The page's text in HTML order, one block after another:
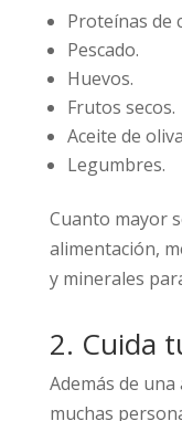
Proteínas de
Pescado.
Huevos.
Frutos secos.
Aceite de
Legumbres.
Cuanto mayor
alimentación,
y minerales
2. Cuida
Además de
muchas